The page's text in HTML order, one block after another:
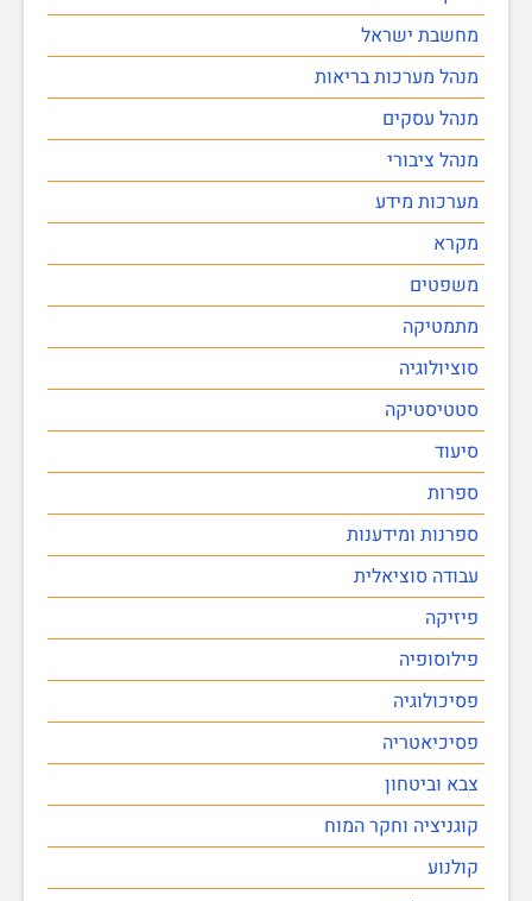
מחשבת ישראל
מנהל מערכות בריאות
מנהל עסקים
מנהל ציבורי
מערכות מידע
מקרא
משפטים
מתמטיקה
סוציולוגיה
סטטיסטיקה
סיעוד
ספרות
ספרנות ומידענות
עבודה סוציאלית
פיזיקה
פילוסופיה
פסיכולוגיה
פסיכיאטריה
צבא וביטחון
קוגניציה וחקר המוח
קולנוע